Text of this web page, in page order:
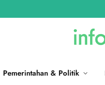
Pemerintahan & Politik